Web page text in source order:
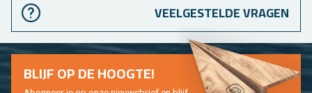
VEELGESTELDE VRAGEN
BLIJF OP DE HOOG­TE!